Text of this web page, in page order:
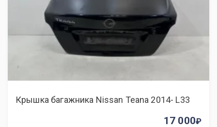
Крышка багажника Nissan Teana 2014- L33
17 000